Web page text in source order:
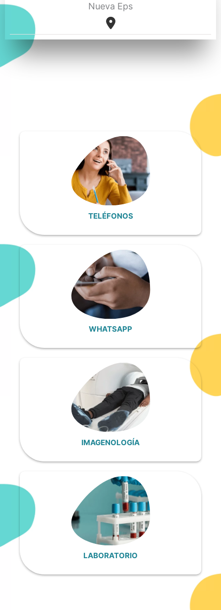
Nueva Eps
TELÉFONOS
WHATSAPP
IMAGENOLOGÍA
LABORATORIO